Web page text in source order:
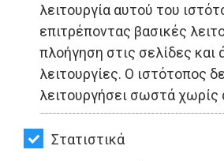
λειτουργία αυτού του
επιτρέποντας βασικές
πλοήγηση στις σελίδες και
λειτουργίες. Ο ιστότοπος
λειτουργήσει σωστά χωρίς
Στατιστικά
ΠΟΛΙΤΙΣΜΟΣ
ΣΠΙΤΙ-
ΚΗΠΟΣ
ΥΓΕΙΑ
LIFESTYLE